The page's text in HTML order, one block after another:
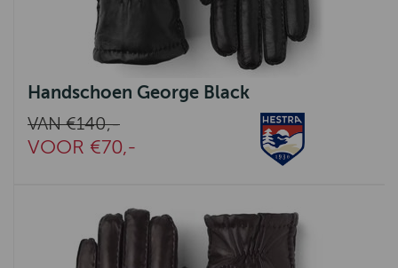
Handschoen George Black
VAN €140,-
VOOR €70,-